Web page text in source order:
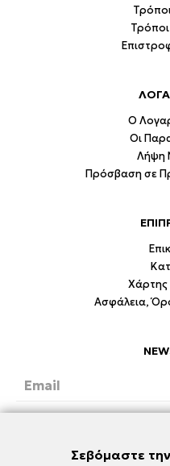
Ο
Οι
Λήψη
Πρόσβαση σε
Χάρτης
Ασφάλεια,
Σεβόμαστε